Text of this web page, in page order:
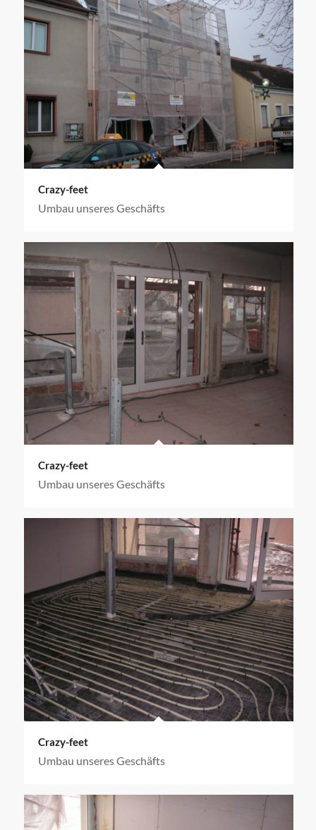
Crazy-feet
Umbau unseres Geschäfts
Crazy-feet
Umbau unseres Geschäfts
Crazy-feet
Umbau unseres Geschäfts